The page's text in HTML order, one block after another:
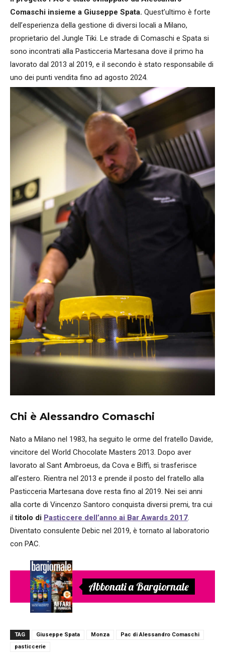
Comaschi insieme a Giuseppe Spata. Quest’ultimo è forte
dell’esperienza della gestione di diversi locali a Milano,
proprietario del Jungle Tiki. Le strade di Comaschi e Spata si
sono incontrati alla Pasticceria Martesana dove il primo ha
lavorato dal 2013 al 2019, e il secondo è stato responsabile di
uno dei punti vendita fino ad agosto 2024.
Chi è Alessandro Comaschi
Nato a Milano nel 1983, ha seguito le orme del fratello Davide,
vincitore del World Chocolate Masters 2013. Dopo aver
lavorato al Sant Ambroeus, da Cova e Biffi, si trasferisce
all’estero. Rientra nel 2013 e prende il posto del fratello alla
Pasticceria Martesana dove resta fino al 2019. Nei sei anni
alla corte di Vincenzo Santoro conquista diversi premi, tra cui
iltitolo di Pasticcere dell’anno ai Bar Awards 2017
Diventato consulente Debic nel 2019, è tornato al laboratorio
con PAC.
Abbonati a Bargiornale
TAG Giuseppe Spata Monza
Pac di Alessandro Comaschi
pasticcerie